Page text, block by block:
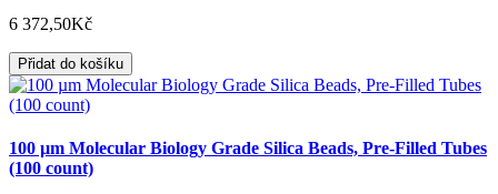
6 372,50Kč
Přidat do košíku
100 µm Molecular Biology Grade Silica Beads, Pre-Filled Tubes
(100 count)